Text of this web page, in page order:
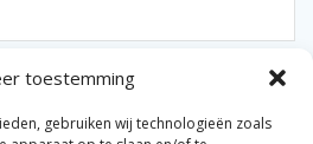
toestemming
gebruiken wij technologieën zoals